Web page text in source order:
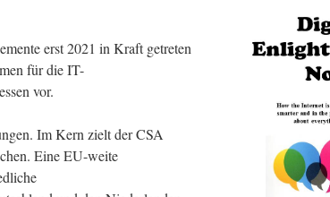
erst 2021 in Kraft getreten
für die IT-
vor.
Im Kern zielt der CSA
Eine EU-weite